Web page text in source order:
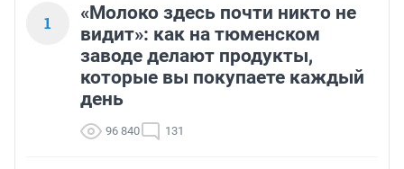
1
«Молоко здесь почти никто не
видит»: как на тюменском
заводе делают продукты,
которые вы покупаете каждый
день
96 840 131